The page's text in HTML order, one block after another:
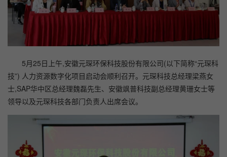
5月25日上午,安徽元琛环保科技股份有限公司(以下简称“元琛科
技”) 人力资源数字化项目启动会顺利召开。元琛科技总经理梁燕女
士,SAP华中区总经理魏磊先生、安徽飒普科技副总经理黄珊女士等
领导以及元琛科技各部门负责人出席会议。